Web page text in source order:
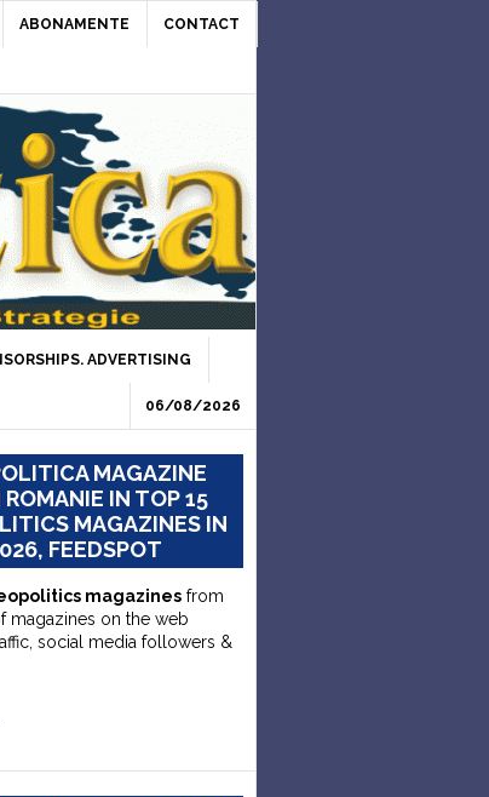
ABONAMENTE CONTACT
ADVERTISING
06/08/2026
MAGAZINE
ROMANIE IN TOP 15
MAGAZINES IN
FEEDSPOT
magazines from
magazines on the web
social media followers &